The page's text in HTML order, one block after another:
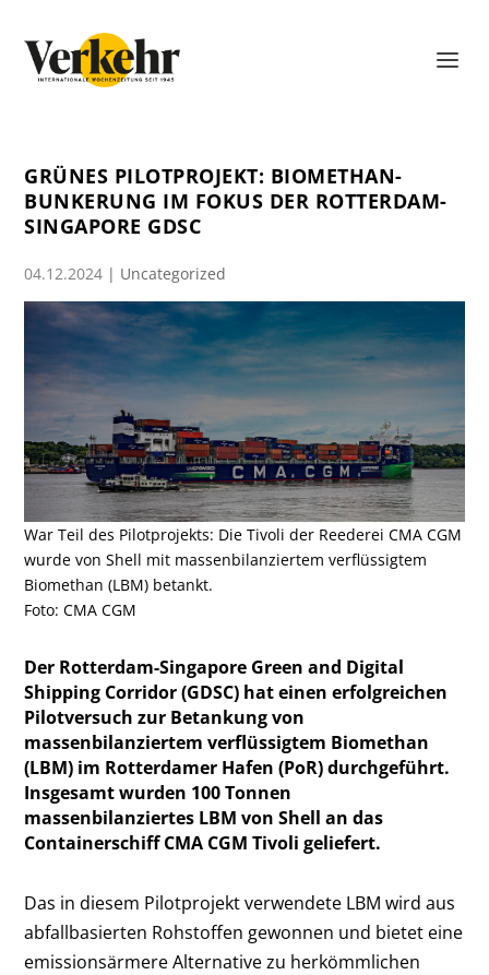
GRÜNES PILOTPROJEKT: BIOMETHAN-
BUNKERUNG IM FOKUS DER ROTTERDAM-
SINGAPORE GDSC
04.12.2024 | Uncategorized
War Teil des Pilotprojekts: Die Tivoli der Reederei CMA CGM
wurde von Shell mit massenbilanziertem verflüssigtem
Biomethan (LBM) betankt.
Foto: CMA CGM
Der Rotterdam-Singapore Green and Digital
Shipping Corridor (GDSC) hat einen erfolgreichen
Pilotversuch zur Betankung von
massenbilanziertem verflüssigtem Biomethan
(LBM) im Rotterdamer Hafen (PoR) durchgeführt.
Insgesamt wurden 100 Tonnen
massenbilanziertes LBM von Shell an das
Containerschiff CMA CGM Tivoli geliefert.
Das in diesem Pilotprojekt verwendete LBM wird aus
abfallbasierten Rohstoffen gewonnen und bietet eine
emissionsärmere Alternative zu herkömmlichen